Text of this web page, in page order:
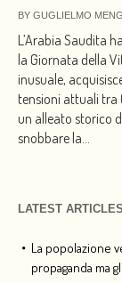
BY GUGLIELMO
L’Arabia Saudita
la Giornata della
inusuale,
tensioni attuali tra
un alleato storico
snobbare la...
LATEST ARTICLES
La popolazione
propaganda ma